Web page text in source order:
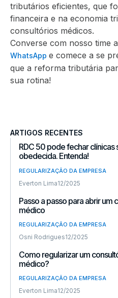
tributários eficientes, que
financeira e na economia
consultórios médicos.
Converse com nosso time
WhatsApp e comece a se
que a reforma tributária
sua rotina!
ARTIGOS RECENTES
RDC 50 pode fechar clínicas
obedecida. Entenda!
REGULARIZAÇÃO DA EMPRESA
Everton Lima12/2025
Passo a passo para abrir um
médico
REGULARIZAÇÃO DA EMPRESA
Osni Rodrigues12/2025
Como regularizar um
médico?
REGULARIZAÇÃO DA EMPRESA
Everton Lima12/2025